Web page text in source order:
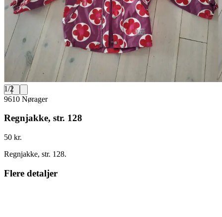
1/2
9610 Nørager
Regnjakke, str. 128
50 kr.
Regnjakke, str. 128.
Flere detaljer